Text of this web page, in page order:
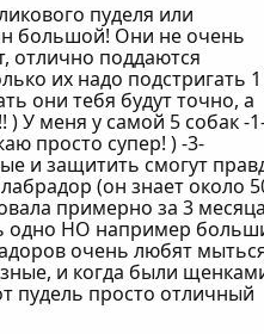
пуделя или
большой! Они не очень
отлично поддаются
их надо подстригать 1
они тебя будут точно, а
) У меня у самой 5 собак -
просто супер! ) -3-
и защитить смогут
(он знает около
примерно за 3
одно НО например
очень любят
и когда были
пудель просто отличный